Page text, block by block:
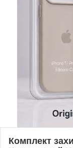
Комплект